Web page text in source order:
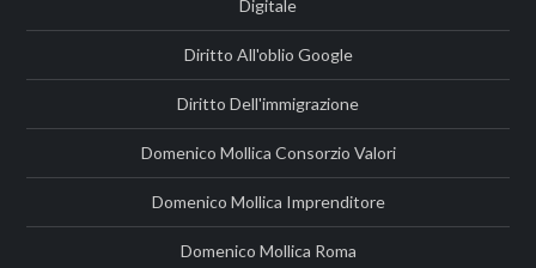
Digitale
Diritto All'oblio Google
Diritto Dell'immigrazione
Domenico Mollica Consorzio Valori
Domenico Mollica Imprenditore
Domenico Mollica Roma